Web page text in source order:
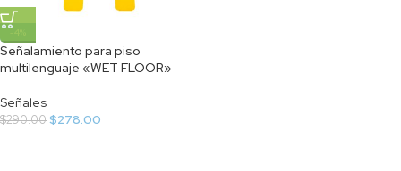
-4%
Señalamiento para piso
multilenguaje «WET FLOOR»
Señales
$290.00$278.00